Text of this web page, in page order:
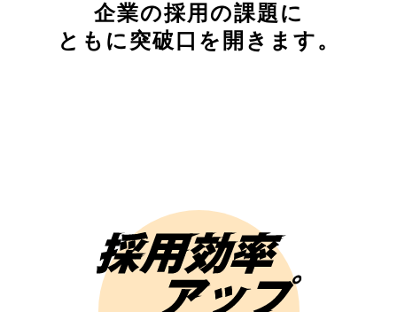
企業の採用の課題に
ともに突破口を開きます。